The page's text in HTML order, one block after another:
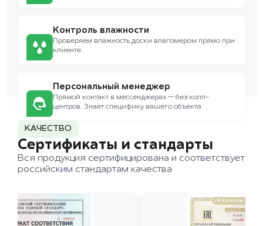
Контроль влажности
Проверяем влажность доски влагомером прямо при
клиенте.
Персональный менеджер
Прямой контакт в мессенджерах — без колл-
центров. Знает специфику вашего объекта
КАЧЕСТВО
Сертификаты и стандарты
Вся продукция сертифицирована и соответствует
российским стандартам качества